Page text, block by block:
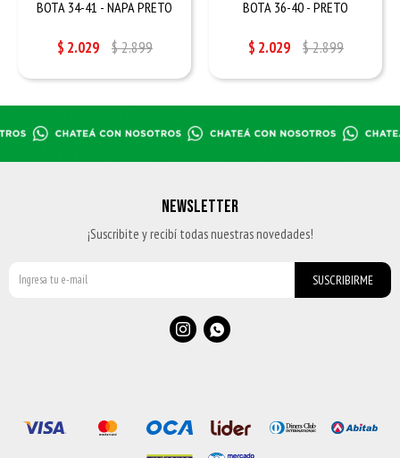
BOTA 34-41 - NAPA PRETO
$ 2.029 $2.899
BOTA 36-40 - PRETO
$ 2.029 $2.899
NEWSLETTER
¡Suscribite y recibí todas nuestras novedades!
SUSCRIBIRME
 